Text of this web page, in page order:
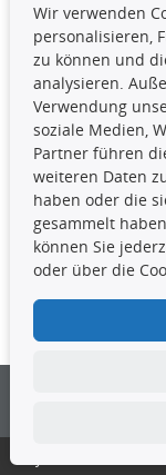
unterlassen, die
vorherige
verbreiten und/
zu lassen. Ein
Kontakt
4yourcar
Wir verwenden
personalisieren,
zu können und
analysieren.
Verwendung
soziale Medien,
Partner führen
weiteren Daten
haben oder die
gesammelt
können Sie
oder über die